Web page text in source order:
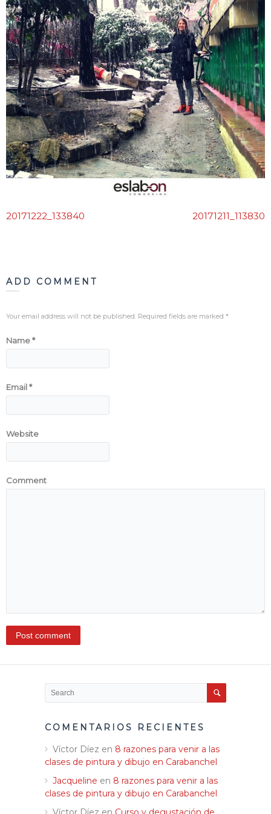
20171222_133840 20171211_113830
ADD COMMENT
Your email address will not be published. Required fields are marked *
Name*
Email*
Website
Comment
COMENTARIOS RECIENTES
Víctor Díez en 8 razones para venir a las
clases de pintura y dibujo en Carabanchel
Jacqueline en 8 razones para venir a las
clases de pintura y dibujo en Carabanchel
Blog
Contacto